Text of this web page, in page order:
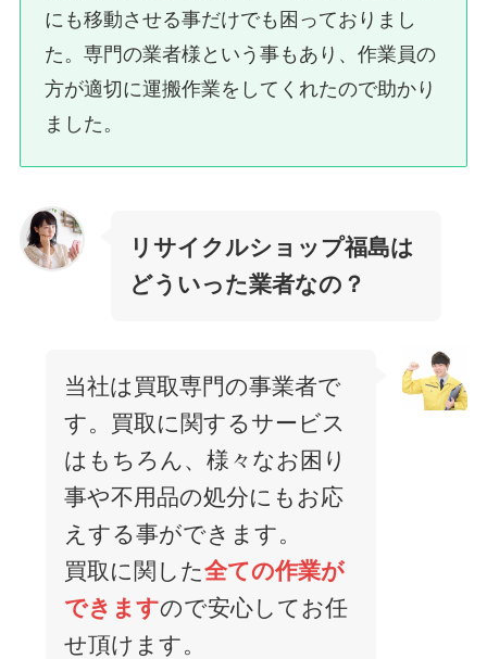
にも移動させる事だけでも困っておりまし
た。専門の業者様という事もあり、作業員の
方が適切に運搬作業をしてくれたので助かり
ました。
リサイクルショップ福島は
どういった業者なの？
当社は買取専門の事業者で
す。買取に関するサービス
はもちろん、様々なお困り
事や不用品の処分にもお応
えする事ができます。
買取に関した全ての作業が
できますので安心してお任
せ頂けます。